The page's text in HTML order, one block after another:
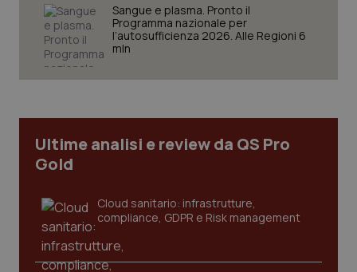
Sangue e plasma. Pronto il
Programma nazionale per
l’autosufficienza 2026. Alle Regioni 6
mln
Ultime analisi e review da QS Pro
Gold
Cloud sanitario: infrastrutture,
compliance, GDPR e Risk management
Nome
Fornitore
VISITOR_PRIVACY_METADATA